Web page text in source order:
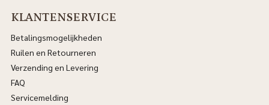
KLANTENSERVICE
Betalingsmogelijkheden
Ruilen en Retourneren
Verzending en Levering
FAQ
Servicemelding